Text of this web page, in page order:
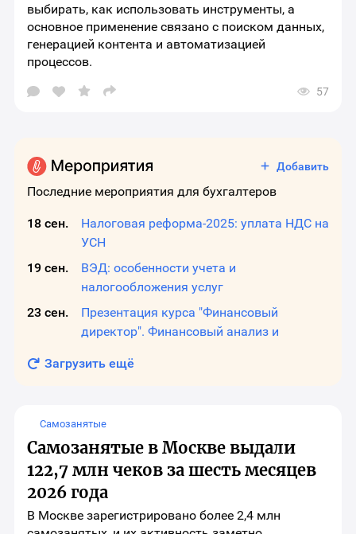
выбирать, как использовать инструменты, а
основное применение связано с поиском данных,
генерацией контента и автоматизацией
процессов.
Открыть
шаринга
57
Последние мероприятия для бухгалтеров
Добавить
18 сен.
Налоговая реформа-2025: уплата НДС на
УСН
19 сен.
ВЭД: особенности учета и
налогообложения услуг
23 сен.
Презентация курса "Финансовый
директор". Финансовый анализ и
Загрузить ещё
Самозанятые
Самозанятые в Москве выдали
122,7 млн чеков за шесть месяцев
2026 года
В Москве зарегистрировано более 2,4 млн